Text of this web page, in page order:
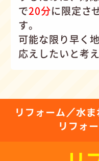
で20分に限定さ
す。
可能な限り早く
応えしたいと考
リフォーム／水
リフォ